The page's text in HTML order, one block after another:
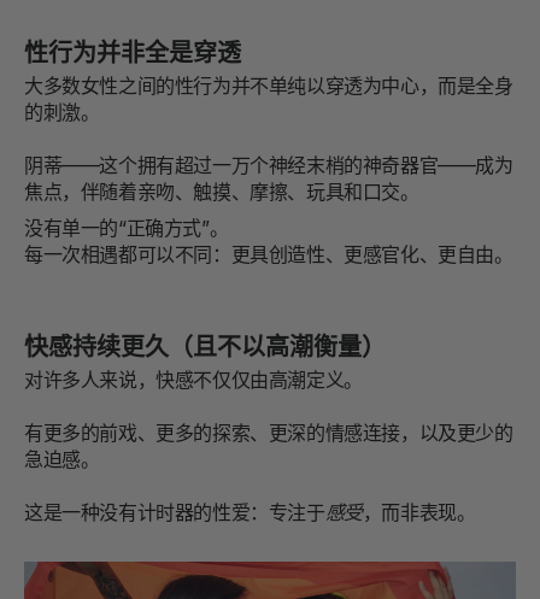
性行为并非全是穿透
大多数女性之间的性行为并不单纯以穿透为中心，而是全身
的刺激。
阴蒂——这个拥有超过一万个神经末梢的神奇器官——成为
焦点，伴随着亲吻、触摸、摩擦、玩具和口交。
没有单一的“正确方式”。
每一次相遇都可以不同：更具创造性、更感官化、更自由。
快感持续更久（且不以高潮衡量）
对许多人来说，快感不仅仅由高潮定义。
有更多的前戏、更多的探索、更深的情感连接，以及更少的
急迫感。
这是一种没有计时器的性爱：专注于感受，而非表现。